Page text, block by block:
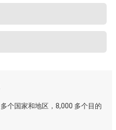
个国家和地区，8,000 多个目的